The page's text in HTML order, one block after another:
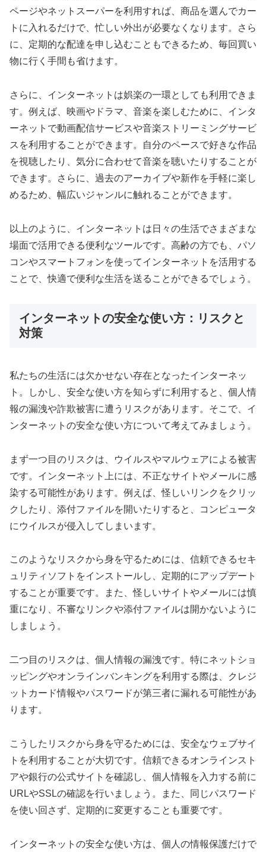
ページやネットスーパーを利用すれば、商品を選んでカー
トに入れるだけで、忙しい外出が必要なくなります。さら
に、定期的な配達を申し込むこともできるため、毎回買い
物に行く手間も省けます。
さらに、インターネットは娯楽の一環としても利用できま
す。例えば、映画やドラマ、音楽を楽しむために、インタ
ーネットで動画配信サービスや音楽ストリーミングサービ
スを利用することができます。自分のペースで好きな作品
を視聴したり、気分に合わせて音楽を聴いたりすることが
できます。さらに、過去のアーカイブや新作を手軽に楽し
めるため、幅広いジャンルに触れることができます。
以上のように、インターネットは日々の生活でさまざまな
場面で活用できる便利なツールです。高齢の方でも、パソ
コンやスマートフォンを使ってインターネットを活用する
ことで、快適で便利な生活を送ることができるでしょう。
インターネットの安全な使い方：リスクと
対策
私たちの生活には欠かせない存在となったインターネッ
ト。しかし、安全な使い方を知らずに利用すると、個人情
報の漏洩や詐欺被害に遭うリスクがあります。そこで、イ
ンターネットの安全な使い方について考えてみましょう。
まず一つ目のリスクは、ウイルスやマルウェアによる被害
です。インターネット上には、不正なサイトやメールに感
染する可能性があります。例えば、怪しいリンクをクリッ
クしたり、添付ファイルを開いたりすると、コンピュータ
にウイルスが侵入してしまいます。
このようなリスクから身を守るためには、信頼できるセキ
ュリティソフトをインストールし、定期的にアップデート
することが重要です。また、怪しいサイトやメールには慎
重になり、不審なリンクや添付ファイルは開かないように
しましょう。
二つ目のリスクは、個人情報の漏洩です。特にネットショ
ッピングやオンラインバンキングを利用する際は、クレジ
ットカード情報やパスワードが第三者に漏れる可能性があ
ります。
こうしたリスクから身を守るためには、安全なウェブサイ
トを利用することが大切です。信頼できるオンラインスト
アや銀行の公式サイトを確認し、個人情報を入力する前に
URLやSSLの確認を行いましょう。また、同じパスワード
を使い回さず、定期的に変更することも重要です。
インターネットの安全な使い方は、個人の情報保護だけで